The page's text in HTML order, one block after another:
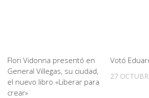
Flori Vidonna presentó en
General Villegas, su ciudad,
el nuevo libro «Liberar para
crear»
Votó
27